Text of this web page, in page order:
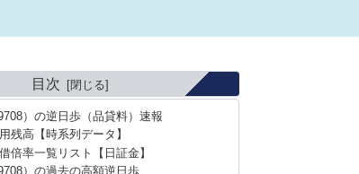
目次
）の逆日歩（品貸料）速報
残高【時系列データ】
倍率一覧リスト【日証金】